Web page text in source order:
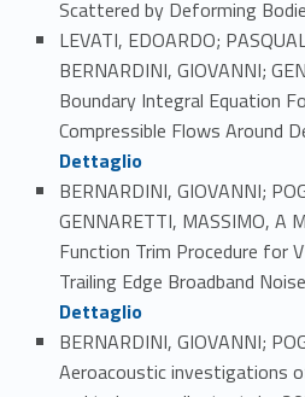
Scattered by Deforming
LEVATI, EDOARDO;
BERNARDINI, GIOVANNI;
Boundary Integral Equation
Compressible Flows Around
Dettaglio
BERNARDINI, GIOVANNI;
GENNARETTI, MASSIMO, A
Function Trim Procedure for
Trailing Edge Broadband
Dettaglio
BERNARDINI, GIOVANNI;
Aeroacoustic investigations